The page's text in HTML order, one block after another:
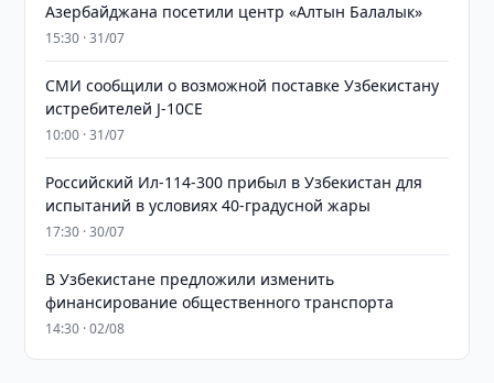
Азербайджана посетили центр «Алтын Балалык»
15:30 · 31/07
СМИ сообщили о возможной поставке Узбекистану
истребителей J-10CE
10:00 · 31/07
Российский Ил-114-300 прибыл в Узбекистан для
испытаний в условиях 40-градусной жары
17:30 · 30/07
В Узбекистане предложили изменить
финансирование общественного транспорта
14:30 · 02/08